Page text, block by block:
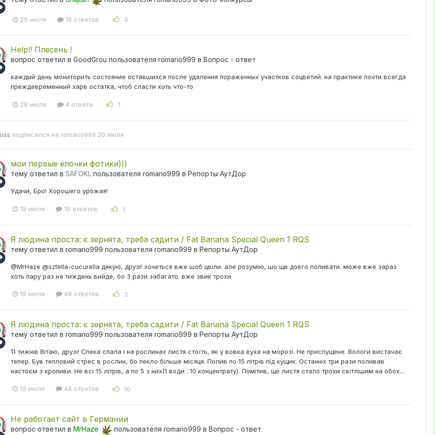
29 июля 19 ответов 4
Help!! Плесень !
вопрос ответил в GoodGrou пользователя romario999 в Вопрос - ответ
каждый день мониторить состояние оставшихся после удаления пораженных участков соцветий. на практике почти всегда
преждевременный харв остатка, чтоб спасти хоть что-то
28 июля 4 ответа 1
подписался на romario999 20 июля
мои первые ёлочки фотики)))
тему ответил в SAFOKL пользователя romario999 в Репорты АутДор
Удачи, Бро! Хорошего урожая!
19 июля 19 ответов 1
Я людина проста: є зернята, треба садити / Fat Banana Special Queen 1 RQS
тему ответил в romario999 пользователя romario999 в Репорты АутДор
@MrHaze @sztella-cucurella дякую, друзі! хочеться вже шоб цвіли. але розумію, шо ще довго поливати. може вже зараз
хоть пару раз на тиждень вийде, бо 3 рази забагато. вже звик трохи
19 июля 48 ответов 2
Я людина проста: є зернята, треба садити / Fat Banana Special Queen 1 RQS
тему ответил в romario999 пользователя romario999 в Репорты АутДор
11 тижнів Вітаю, друзі! Спека спала і на рослинах листя стоїть, як у вовка вуха на морозі. Не приспущене. Вологи вистачає
тепер. Був тепловий стрес в рослин, бо пекло більше місяця. Полив по 15 літрів під кущик. Останніх три рази поливав
настоєм з кропиви. Не всі 15 літрів, а по 5 з них(1 води : 10 концентрату). Помітив, що листя стало трохи світлішим на обох...
19 июля 48 ответов 10
Не работает сайт в Германии
вопрос ответил в MrHaze пользователя romario999 в Вопрос - ответ